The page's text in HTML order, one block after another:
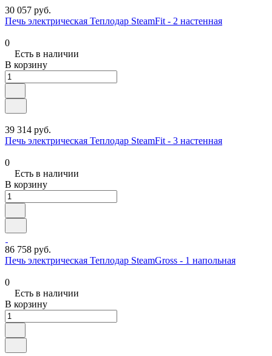
30 057 руб.
Печь электрическая Теплодар SteamFit - 2 настенная
0
Есть в наличии
В корзину
39 314 руб.
Печь электрическая Теплодар SteamFit - 3 настенная
0
Есть в наличии
В корзину
86 758 руб.
Печь электрическая Теплодар SteamGross - 1 напольная
0
Есть в наличии
В корзину